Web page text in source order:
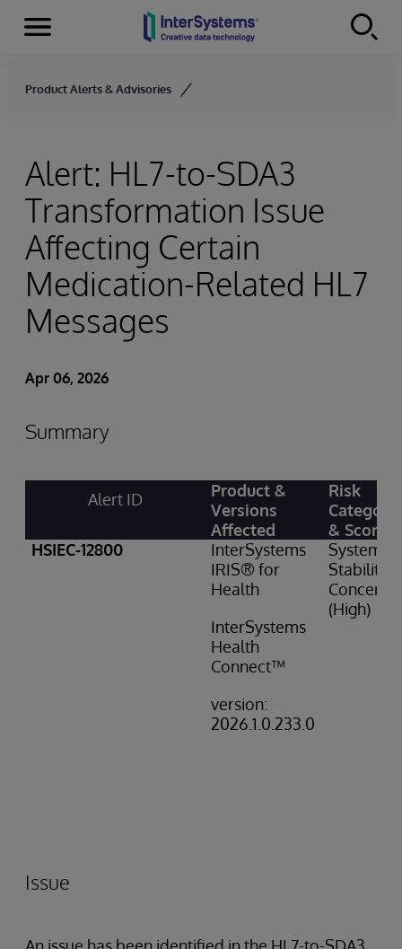
Skip to content
Menu
Product Alerts & Advisories
Alert: HL7-to-SDA3
Transformation Issue
Affecting Certain
Medication-Related HL7
Messages
Apr 06, 2026
Summary
Alert ID
Product &
Versions
Affected
Risk
Category
& Score
HSIEC-12800
InterSystems
IRIS® for
Health
InterSystems
Health
Connect™
version:
2026.1.0.233.0
System
Stability
Concern:
(High)
Issue